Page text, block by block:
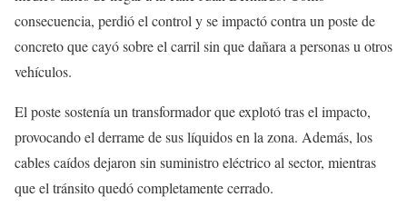
consecuencia, perdió el control y se impactó contra un poste de
concreto que cayó sobre el carril sin que dañara a personas u otros
vehículos.
El poste sostenía un transformador que explotó tras el impacto,
provocando el derrame de sus líquidos en la zona. Además, los
cables caídos dejaron sin suministro eléctrico al sector, mientras
que el tránsito quedó completamente cerrado.